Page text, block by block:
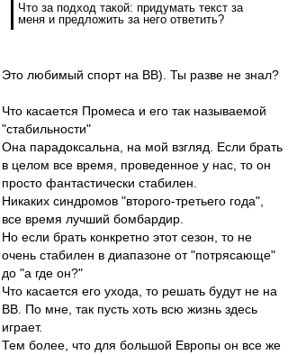
Что за подход такой: придумать текст за
меня и предложить за него ответить?
Это любимый спорт на ВВ). Ты разве не знал?
Что касается Промеса и его так называемой
"стабильности"
Она парадоксальна, на мой взгляд. Если брать
в целом все время, проведенное у нас, то он
просто фантастически стабилен.
Никаких синдромов "второго-третьего года",
все время лучший бомбардир.
Но если брать конкретно этот сезон, то не
очень стабилен в диапазоне от "потрясающе"
до "а где он?"
Что касается его ухода, то решать будут не на
ВВ. По мне, так пусть хоть всю жизнь здесь
играет.
Тем более, что для большой Европы он все же